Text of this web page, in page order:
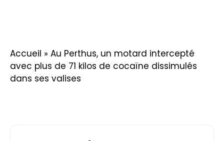
Accueil » Au Perthus, un motard intercepté
avec plus de 71 kilos de cocaïne dissimulés
dans ses valises